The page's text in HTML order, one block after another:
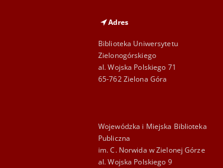
Adres
Biblioteka Uniwersytetu
Zielonogórskiego
al. Wojska Polskiego 71
65-762 Zielona Góra
Wojewódzka i Miejska Biblioteka
Publiczna
im. C. Norwida w Zielonej Górze
al. Wojska Polskiego 9